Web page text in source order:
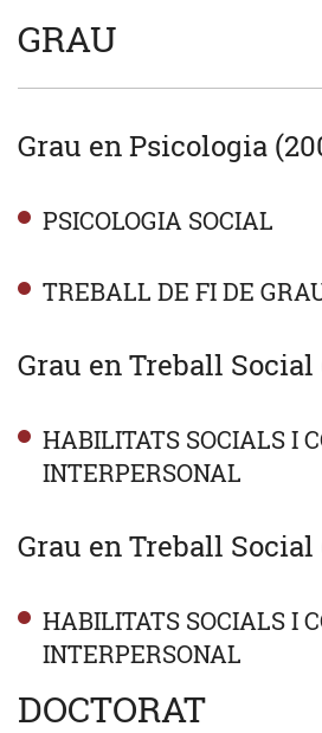
GRAU
Grau en Psicologia
PSICOLOGIA SOCIAL
TREBALL DE FI DE
Grau en Treball Social
HABILITATS SOCIALS I
INTERPERSONAL
Grau en Treball Social
HABILITATS SOCIALS I
INTERPERSONAL
DOCTORAT